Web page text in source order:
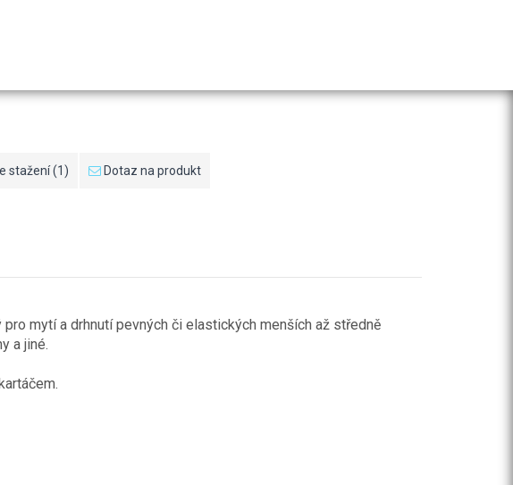
stažení (1) Dotaz na produkt
mytí a drhnutí pevných či elastických menších až středně
a jiné.